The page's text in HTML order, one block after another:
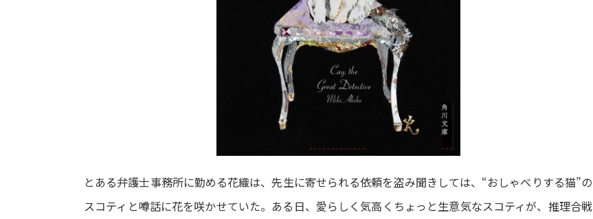
とある弁護士事務所に勤める花織は、先生に寄せられる依頼を盗み聞きしては、“おしゃべりする猫”の
スコティと噂話に花を咲かせていた。ある日、愛らしく気高くちょっと生意気なスコティが、推理合戦